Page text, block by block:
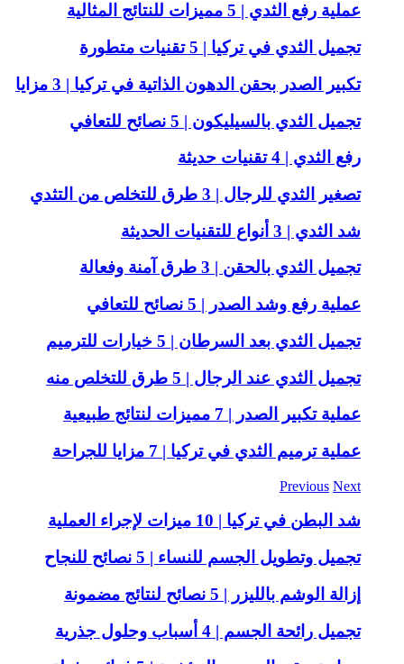
عملية رفع الثدي | 5 مميزات للنتائج المثالية
تجميل الثدي في تركيا | 5 تقنيات متطورة
تكبير الصدر بحقن الدهون الذاتية في تركيا | 3 مزايا
تجميل الثدي بالسيليكون | 5 نصائح للتعافي
رفع الثدي | 4 تقنيات حديثة
تصغير الثدي للرجال | 3 طرق للتخلص من التثدي
شد الثدي | 3 أنواع للتقنيات الحديثة
تجميل الثدي بالحقن | 3 طرق آمنة وفعالة
عملية رفع وشد الصدر | 5 نصائح للتعافي
تجميل الثدي بعد السرطان | 5 خيارات للترميم
تجميل الثدي عند الرجال | 5 طرق للتخلص منه
عملية تكبير الصدر | 7 مميزات لنتائج طبيعية
عملية ترميم الثدي في تركيا | 7 مزايا للجراحة
Previous Next
شد البطن في تركيا | 10 ميزات لإجراء العملية
تجميل وتطويل الجسم للنساء | 5 نصائح للنجاح
إزالة الوشم بالليزر | 5 نصائح لنتائج مضمونة
تجميل رائحة الجسم | 4 أسباب وحلول جذرية